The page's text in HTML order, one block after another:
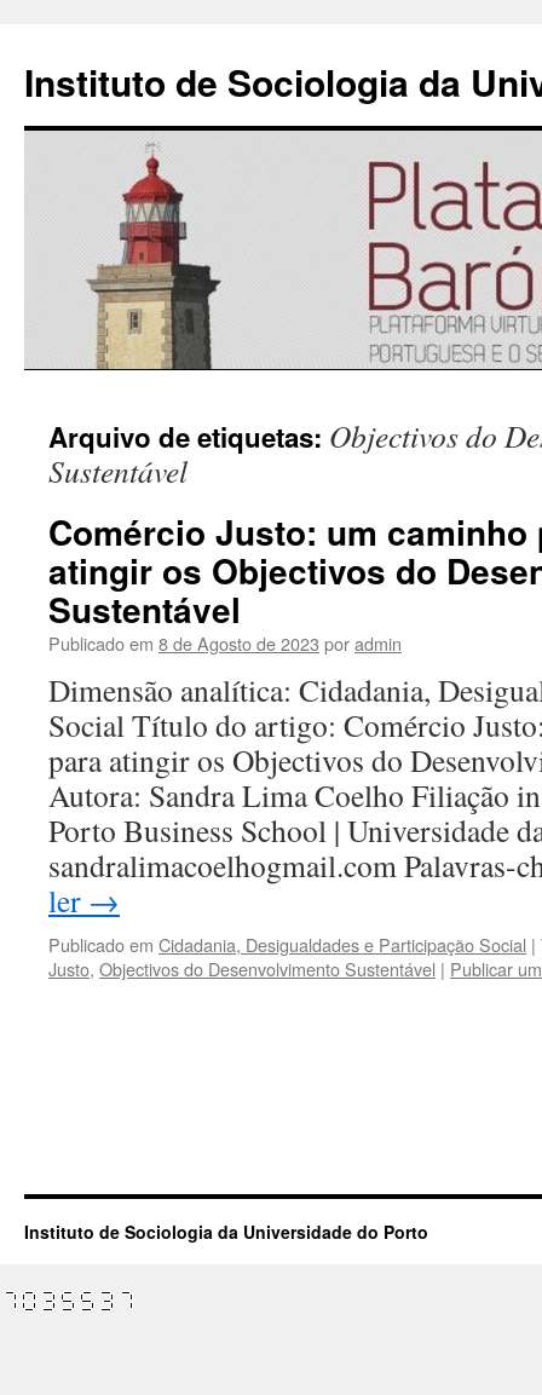
Instituto de Sociologia da
para
conteúdo
Arquivo de etiquetas: Objectivos do
Sustentável
Comércio Justo: um
atingir os Objectivos do
Sustentável
Publicado em 8 de Agosto de 2023 poradmin
Dimensão analítica: Cidadania,
Social Título do artigo: Comércio
para atingir os Objectivos do
Autora: Sandra Lima Coelho Filiação
Porto Business School | Universidade
sandralimacoelhogmail.com Palavras-
ler →
Publicado em Cidadania, Desigualdades e Participação Social |
Justo, Objectivos do Desenvolvimento Sustentável | Publicar
Instituto de Sociologia da Universidade do Porto